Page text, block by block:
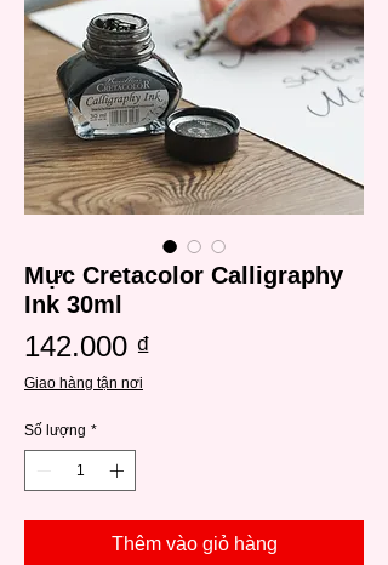
Mực Cretacolor Calligraphy
Ink 30ml
142.000 ₫
Giao hàng tận nơi
Số lượng *
Thêm vào giỏ hàng